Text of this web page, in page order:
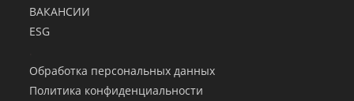
ВАКАНСИИ
ESG
Обработка персональных данных
Политика конфиденциальности